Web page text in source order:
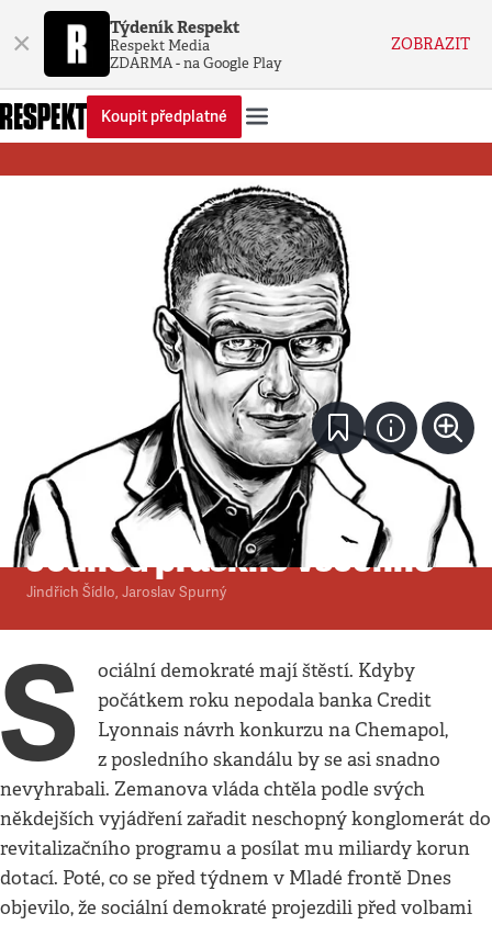
× Týdeník Respekt
Respekt Media
ZDARMA - na Google Play
ZOBRAZIT
Koupit předplatné
Komentář 4. 10. 1999•4minuty
Jednou praskne všechno
Jindřich Šídlo, Jaroslav Spurný
S
ociální demokraté mají štěstí. Kdyby
počátkem roku nepodala banka Credit
Lyonnais návrh konkurzu na Chemapol,
z posledního skandálu by se asi snadno
nevyhrabali. Zemanova vláda chtěla podle svých
někdejších vyjádření zařadit neschopný konglomerát do
revitalizačního programu a posílat mu miliardy korun
dotací. Poté, co se před týdnem v Mladé frontě Dnes
objevilo, že sociální demokraté projezdili před volbami